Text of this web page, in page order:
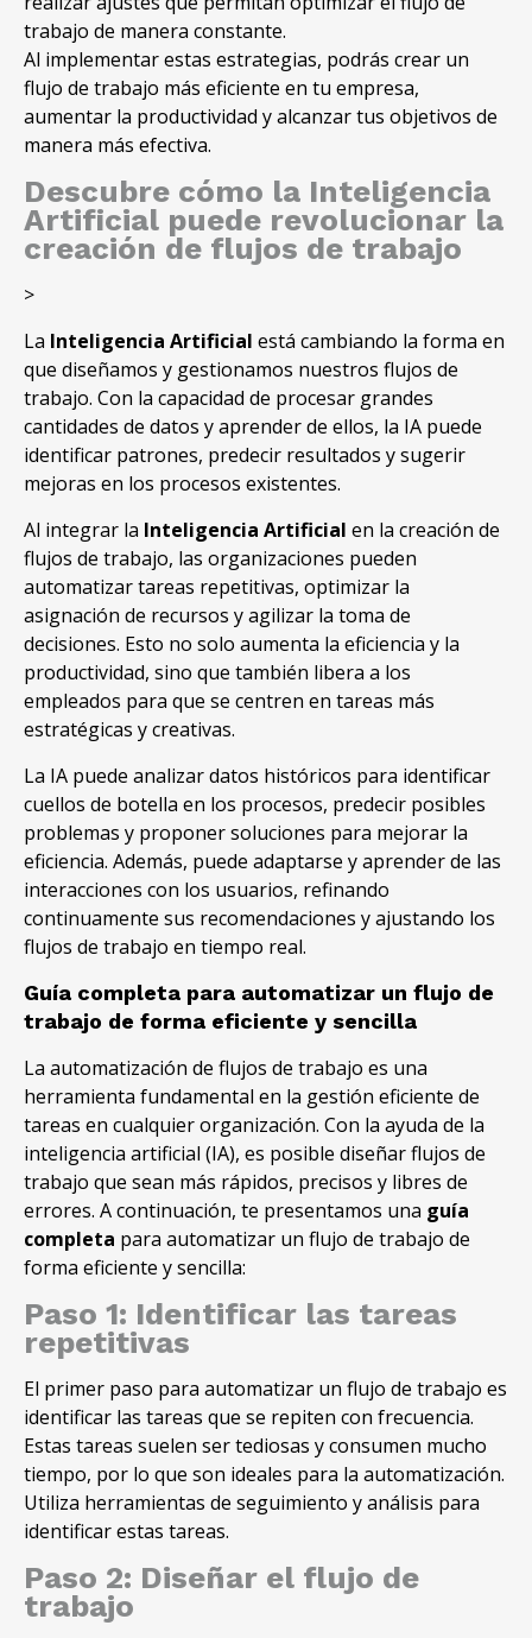
trabajo de manera constante.
Al implementar estas estrategias, podrás crear un
flujo de trabajo más eficiente en tu empresa,
aumentar la productividad y alcanzar tus objetivos de
manera más efectiva.
Descubre cómo la Inteligencia
Artificial puede revolucionar la
creación de flujos de trabajo
>
La Inteligencia Artificial está cambiando la forma en
que diseñamos y gestionamos nuestros flujos de
trabajo. Con la capacidad de procesar grandes
cantidades de datos y aprender de ellos, la IA puede
identificar patrones, predecir resultados y sugerir
mejoras en los procesos existentes.
Al integrar la Inteligencia Artificial en la creación de
flujos de trabajo, las organizaciones pueden
automatizar tareas repetitivas, optimizar la
asignación de recursos y agilizar la toma de
decisiones. Esto no solo aumenta la eficiencia y la
productividad, sino que también libera a los
empleados para que se centren en tareas más
estratégicas y creativas.
La IA puede analizar datos históricos para identificar
cuellos de botella en los procesos, predecir posibles
problemas y proponer soluciones para mejorar la
eficiencia. Además, puede adaptarse y aprender de las
interacciones con los usuarios, refinando
continuamente sus recomendaciones y ajustando los
flujos de trabajo en tiempo real.
Guía completa para automatizar un flujo de
trabajo de forma eficiente y sencilla
La automatización de flujos de trabajo es una
herramienta fundamental en la gestión eficiente de
tareas en cualquier organización. Con la ayuda de la
inteligencia artificial (IA), es posible diseñar flujos de
trabajo que sean más rápidos, precisos y libres de
errores. A continuación, te presentamos una guía
completa para automatizar un flujo de trabajo de
forma eficiente y sencilla:
Paso 1: Identificar las tareas
repetitivas
El primer paso para automatizar un flujo de trabajo es
identificar las tareas que se repiten con frecuencia.
Estas tareas suelen ser tediosas y consumen mucho
tiempo, por lo que son ideales para la automatización.
Utiliza herramientas de seguimiento y análisis para
identificar estas tareas.
Paso 2: Diseñar el flujo de
trabajo